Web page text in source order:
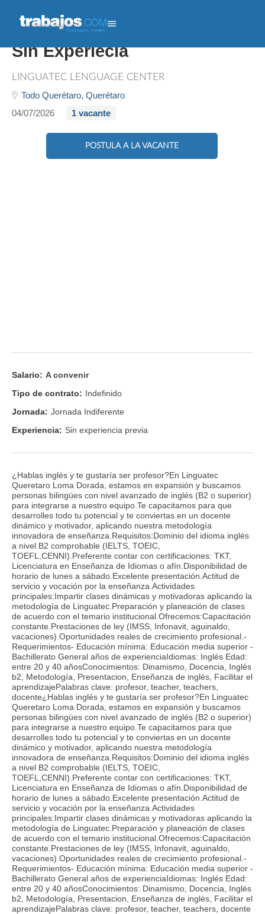
English Teacher - Con O
Sin Experiecia
LINGUATEC LENGUAGE CENTER
Todo Querétaro, Querétaro
04/07/2026
1 vacante
POSTULA A LA VACANTE
Salario: A convenir
Tipo de contrato: Indefinido
Jornada: Jornada Indiferente
Experiencia: Sin experiencia previa
¿Hablas inglés y te gustaría ser profesor?En Linguatec
Queretaro Loma Dorada, estamos en expansión y buscamos
personas bilingües con nivel avanzado de inglés (B2 o superior)
para integrarse a nuestro equipo.Te capacitamos para que
desarrolles todo tu potencial y te conviertas en un docente
dinámico y motivador, aplicando nuestra metodología
innovadora de enseñanza.Requisitos:Dominio del idioma inglés
a nivel B2 comprobable (IELTS, TOEIC,
TOEFL,CENNI).Preferente contar con certificaciones: TKT,
Licenciatura en Enseñanza de Idiomas o afín.Disponibilidad de
horario de lunes a sábado.Excelente presentación.Actitud de
servicio y vocación por la enseñanza.Actividades
principales:Impartir clases dinámicas y motivadoras aplicando la
metodología de Linguatec.Preparación y planeación de clases
de acuerdo con el temario institucional.Ofrecemos:Capacitación
constante.Prestaciones de ley (IMSS, Infonavit, aguinaldo,
vacaciones).Oportunidades reales de crecimiento profesional.-
Requerimientos- Educación mínima: Educación media superior -
Bachillerato General años de experienciaIdiomas: Inglés Edad:
entre 20 y 40 añosConocimientos: Dinamismo, Docencia, Inglés
b2, Metodología, Presentacion, Enseñanza de inglés, Facilitar el
aprendizajePalabras clave: profesor, teacher, teachers,
docente¿Hablas inglés y te gustaría ser profesor?En Linguatec
Queretaro Loma Dorada, estamos en expansión y buscamos
personas bilingües con nivel avanzado de inglés (B2 o superior)
para integrarse a nuestro equipo.Te capacitamos para que
desarrolles todo tu potencial y te conviertas en un docente
dinámico y motivador, aplicando nuestra metodología
innovadora de enseñanza.Requisitos:Dominio del idioma inglés
a nivel B2 comprobable (IELTS, TOEIC,
TOEFL,CENNI).Preferente contar con certificaciones: TKT,
Licenciatura en Enseñanza de Idiomas o afín.Disponibilidad de
horario de lunes a sábado.Excelente presentación.Actitud de
servicio y vocación por la enseñanza.Actividades
principales:Impartir clases dinámicas y motivadoras aplicando la
metodología de Linguatec.Preparación y planeación de clases
de acuerdo con el temario institucional.Ofrecemos:Capacitación
constante.Prestaciones de ley (IMSS, Infonavit, aguinaldo,
vacaciones).Oportunidades reales de crecimiento profesional.-
Requerimientos- Educación mínima: Educación media superior -
Bachillerato General años de experienciaIdiomas: Inglés Edad:
entre 20 y 40 añosConocimientos: Dinamismo, Docencia, Inglés
b2, Metodología, Presentacion, Enseñanza de inglés, Facilitar el
aprendizajePalabras clave: profesor, teacher, teachers, docente